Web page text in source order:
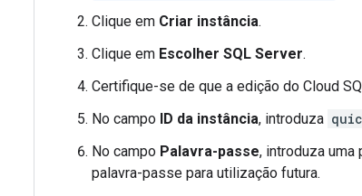
Clique em Criar instância.
Clique em Escolher SQL Server.
Certifique-se de que a edição do Cloud
No campo ID da instância, introduza
No campo Palavra-passe, introduza uma
palavra-passe para utilização futura.